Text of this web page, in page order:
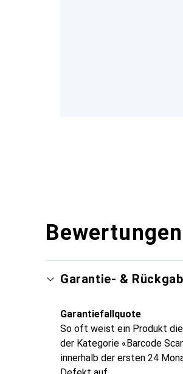
Garantie- &
Garantiefallquote
So oft weist ein Produkt
der Kategorie «Barcode
innerhalb der ersten 24